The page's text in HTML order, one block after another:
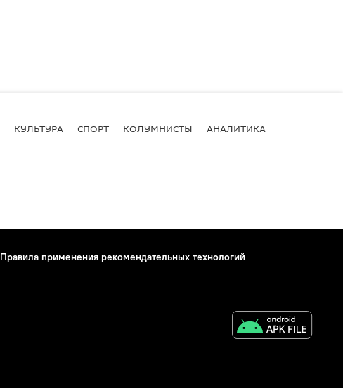
КУЛЬТУРА СПОРТ КОЛУМНИСТЫ АНАЛИТИКА
Правила применения рекомендательных технологий